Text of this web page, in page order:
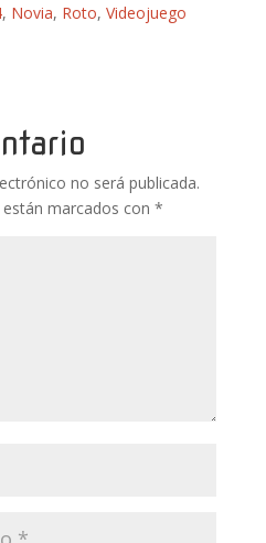
er m at
p
m
r
, Novia, Roto, Videojuego
no será publicada.
marcados con *